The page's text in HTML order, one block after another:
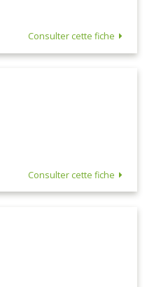
Consulter cette fiche
Consulter cette fiche